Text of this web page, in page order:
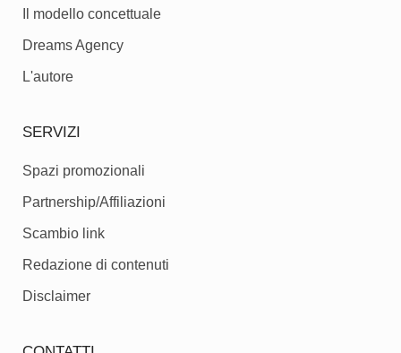
Il modello concettuale
Dreams Agency
L'autore
SERVIZI
Spazi promozionali
Partnership/Affiliazioni
Scambio link
Redazione di contenuti
Disclaimer